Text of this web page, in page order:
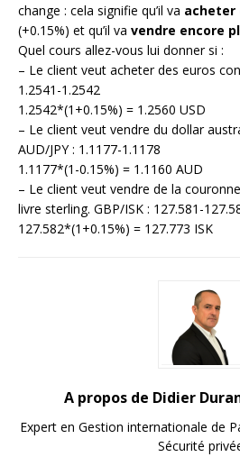
change : cela signifie qu’il va acheter
(+0.15%) et qu’il va vendre encore
Quel cours allez-vous lui donner si :
– Le client veut acheter des euros
1.2541-1.2542
1.2542*(1+0.15%) = 1.2560 USD
– Le client veut vendre du dollar
AUD/JPY : 1.1177-1.1178
1.1177*(1-0.15%) = 1.1160 AUD
– Le client veut vendre de la
livre sterling. GBP/ISK : 127.581-
127.582*(1+0.15%) = 127.773 ISK
A propos de Didier
Expert en Gestion internationale de
Sécurité